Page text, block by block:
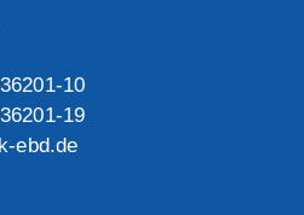
10
19
ebd.de